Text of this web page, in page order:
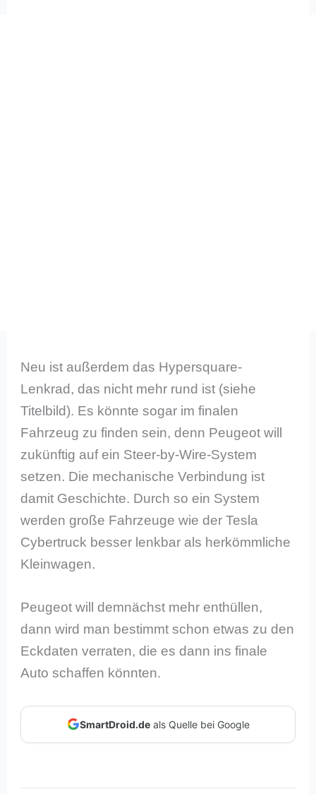
Neu ist außerdem das Hypersquare-
Lenkrad, das nicht mehr rund ist (siehe
Titelbild). Es könnte sogar im finalen
Fahrzeug zu finden sein, denn Peugeot will
zukünftig auf ein Steer-by-Wire-System
setzen. Die mechanische Verbindung ist
damit Geschichte. Durch so ein System
werden große Fahrzeuge wie der Tesla
Cybertruck besser lenkbar als herkömmliche
Kleinwagen.
Peugeot will demnächst mehr enthüllen,
dann wird man bestimmt schon etwas zu den
Eckdaten verraten, die es dann ins finale
Auto schaffen könnten.
SmartDroid.deals Quelle bei Google